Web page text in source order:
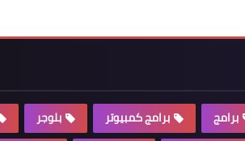
برامج برامج كمبيوتر بلوجر